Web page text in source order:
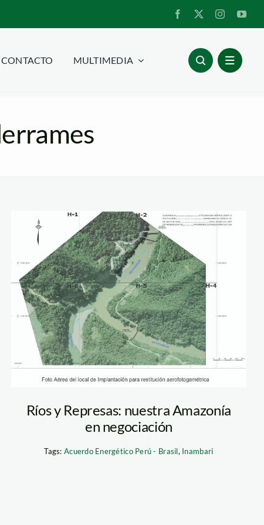
CONTACTO MULTIMEDIA
Ríos y Represas: nuestra Amazonía
en negociación
Tags: Acuerdo Energético Perú - Brasil, Inambari